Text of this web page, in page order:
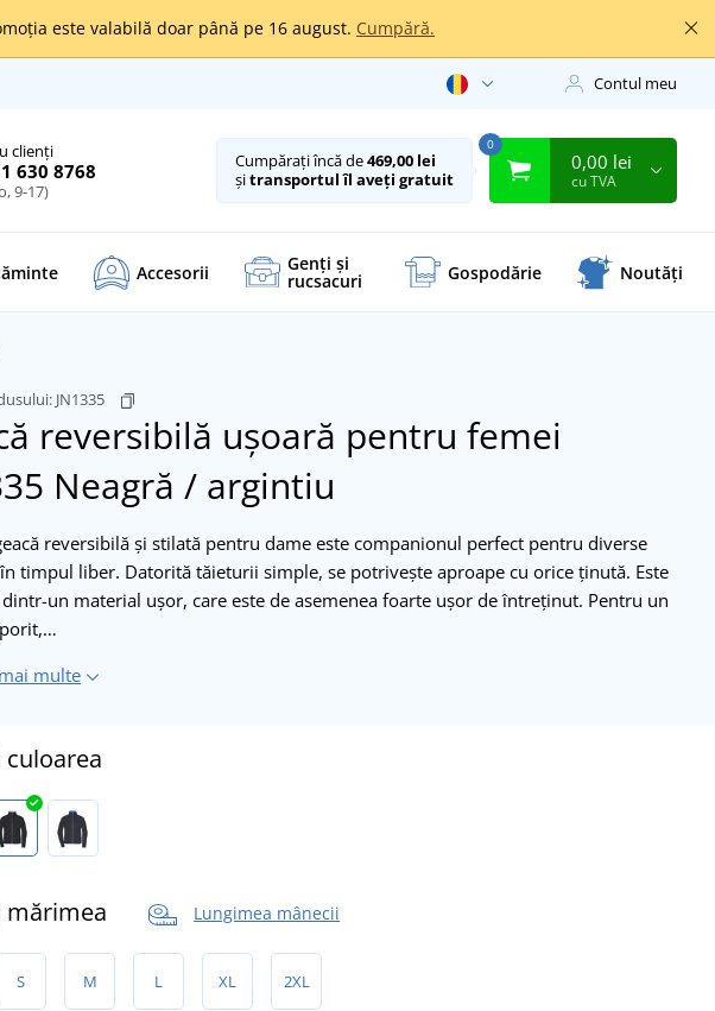
este valabilă doar până pe 16 august. Cumpără.
Contul meu
clienți
630 8768
9-17)
Cumpărați încă de469,00 lei
șitransportul îl aveți gratuit
0
0,00 lei
cu TVA
Accesorii Genți și
rucsacuri Gospodărie Noutăți
JN1335
reversibilă ușoară pentru femei
Neagră / argintiu
reversibilă și stilată pentru dame este companionul perfect pentru diverse
timpul liber. Datorită tăieturii simple, se potrivește aproape cu orice ținută. Este
un material ușor, care este de asemenea foarte ușor de întreținut. Pentru un
multe
culoarea
mărimea Lungimea mânecii
S M L XL 2XL